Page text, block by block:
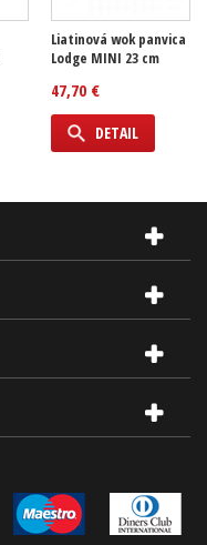
Liatinová wok panvica
Lodge MINI 23 cm
47,70 €
DETAIL